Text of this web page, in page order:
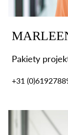
Pakiety
+31